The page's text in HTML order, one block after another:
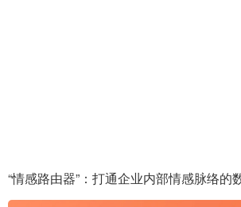
“情感路由器”：打通企业内部情感脉络的